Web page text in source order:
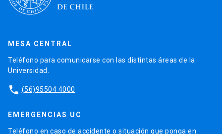
MESA CENTRAL
Teléfono para comunicarse con las distintas áreas de la
Universidad.
phone (56)95504 4000
EMERGENCIAS UC
Teléfono en caso de accidente o situación que ponga en